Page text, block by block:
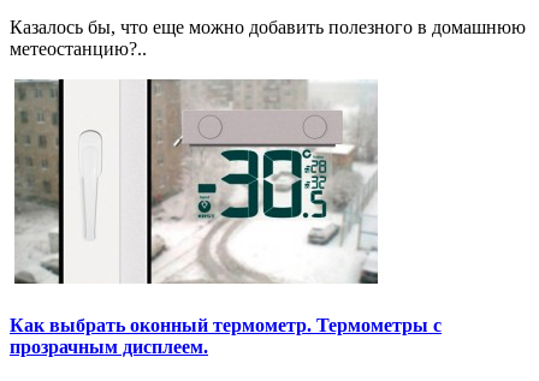
Казалось бы, что еще можно добавить полезного в домашнюю
метеостанцию?..
Как выбрать оконный термометр. Термометры с
прозрачным дисплеем.